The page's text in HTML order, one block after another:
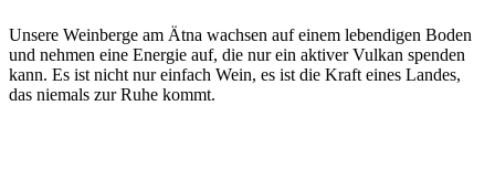
Unsere Weinberge am Ätna wachsen auf einem lebendigen Boden
und nehmen eine Energie auf, die nur ein aktiver Vulkan spenden
kann. Es ist nicht nur einfach Wein, es ist die Kraft eines Landes,
das niemals zur Ruhe kommt.